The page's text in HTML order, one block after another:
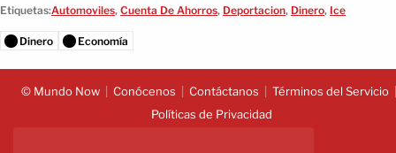
Etiquetas:Automoviles, Cuenta De Ahorros, Deportacion, Dinero, Ice
Dinero Economía
© Mundo Now Conócenos Contáctanos
Términos del Servicio
Políticas de Privacidad